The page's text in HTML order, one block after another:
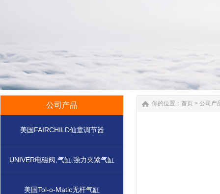
公司产品
美国FAIRCHILD仙童调节器
UNIVER电磁阀,气缸,强力夹紧气缸
美国Tol-o-Matic无杆气缸
你的位置： 首页 > 公司产